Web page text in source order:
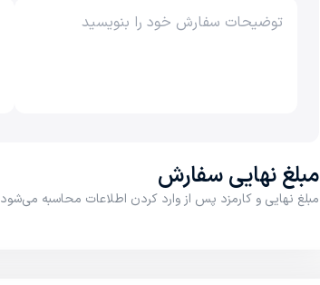
مبلغ نهایی سفارش
مبلغ نهایی و کارمزد پس از وارد کردن اطلاعات محاسبه می‌شود